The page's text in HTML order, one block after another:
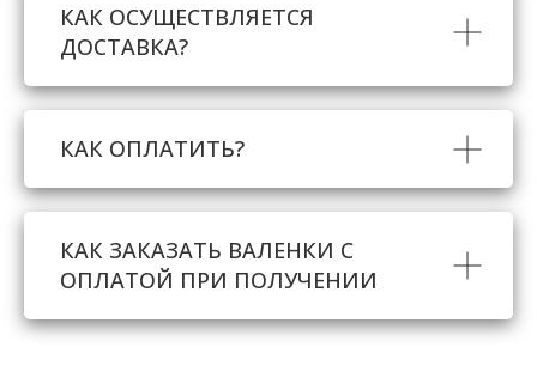
КАК ОСУЩЕСТВЛЯЕТСЯ
ДОСТАВКА?
КАК ОПЛАТИТЬ?
КАК ЗАКАЗАТЬ ВАЛЕНКИ С
ОПЛАТОЙ ПРИ ПОЛУЧЕНИИ